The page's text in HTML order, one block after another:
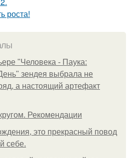
роста!
"Человека - Паука:
зендея выбрала не
а настоящий артефакт
Рекомендации
это прекрасный повод
себе.